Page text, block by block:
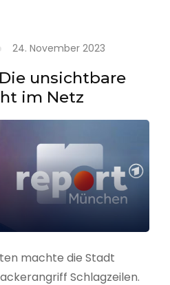
24. November 2023
unsichtbare
im Netz
machte die Stadt
Schlagzeilen.